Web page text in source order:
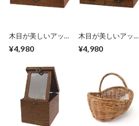
木目が美しいアッシ
ングボックス 引き
さ9cm どっしりと
した重厚感 上質な
仕上がりの収納箱
書類や郵便物や筆記
用具の収納 エンヴ
ェールヘルック(R)
¥4,980
木目が美しいアッシ
ングボックス 引き
した重厚感 上質な
仕上がりの収納箱
書類や郵便物や筆記
用具の収納 エンヴ
ェールヘルック(R)
¥4,980